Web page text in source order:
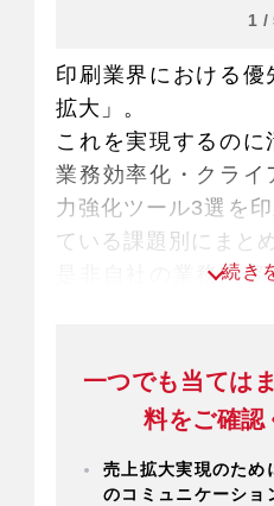
1 /
印刷業界における
拡大」。
これを実現するの
業務効率化・クライ
力強化ツール3選を
ている課題別にまと
是非自社の業務内
続き
一つでも当ては
料をご確認
売上拡大実現のため
のコミュニケーショ